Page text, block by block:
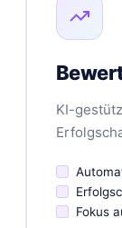
KI-
Fokus